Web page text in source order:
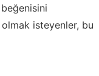
isteyenler, bu